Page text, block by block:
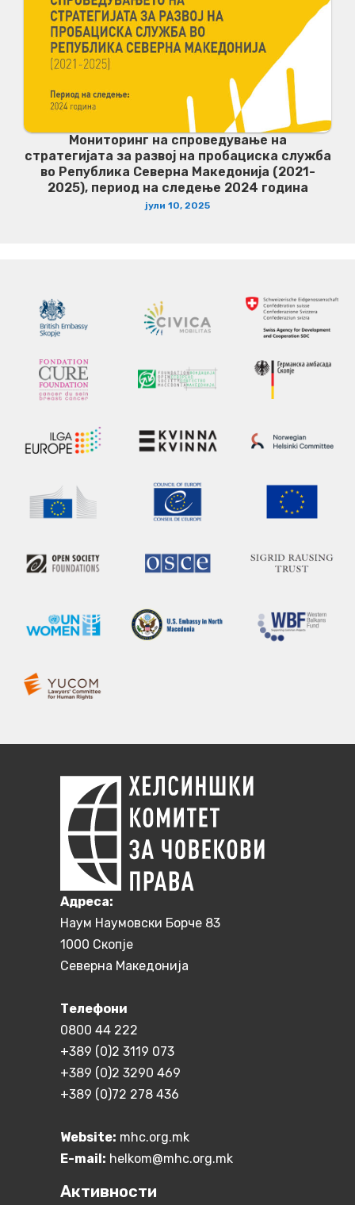
Мониторинг на спроведување на
стратегијата за развој на пробациска служба
во Република Северна Македонија (2021-
2025), период на следење 2024 година
јули 10, 2025
Aдреса:
Наум Наумовски Борче 83
1000 Скопје
Северна Македонија
Телефони
0800 44 222
+389 (0)2 3119 073
+389 (0)2 3290 469
+389 (0)72 278 436
Website: mhc.org.mk
E-mail: helkom@mhc.org.mk
Активности